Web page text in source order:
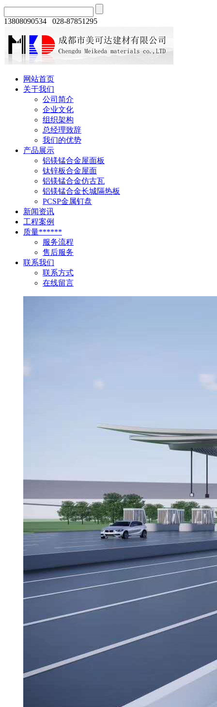
13808090534 028-87851295
网站首页
关于我们
公司简介
企业文化
组织架构
总经理致辞
我们的优势
产品展示
铝镁锰合金屋面板
钛锌板合金屋面
铝镁锰合金仿古瓦
铝镁锰合金长城隔热板
PCSP金属钉盘
新闻资讯
工程案例
质量******
服务流程
售后服务
联系我们
联系方式
在线留言